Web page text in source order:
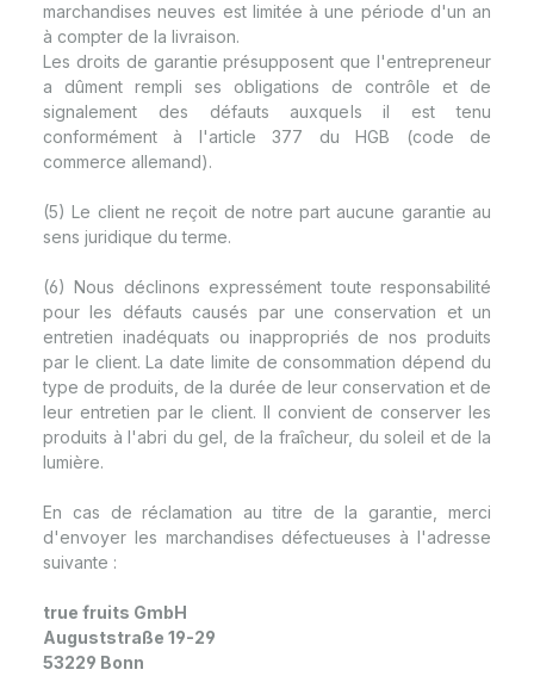
marchandises neuves est limitée à une période d'un an
à compter de la livraison.
Les droits de garantie présupposent que l'entrepreneur
a dûment rempli ses obligations de contrôle et de
signalement des défauts auxquels il est tenu
conformément à l'article 377 du HGB (code de
commerce allemand).
(5) Le client ne reçoit de notre part aucune garantie au
sens juridique du terme.
(6) Nous déclinons expressément toute responsabilité
pour les défauts causés par une conservation et un
entretien inadéquats ou inappropriés de nos produits
par le client. La date limite de consommation dépend du
type de produits, de la durée de leur conservation et de
leur entretien par le client. Il convient de conserver les
produits à l'abri du gel, de la fraîcheur, du soleil et de la
lumière.
En cas de réclamation au titre de la garantie, merci
d'envoyer les marchandises défectueuses à l'adresse
suivante :
true fruits GmbH
Auguststraße 19-29
53229 Bonn